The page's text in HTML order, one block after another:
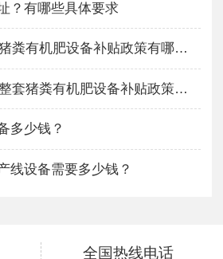
？有哪些具体要求
2023年山东省整套猪粪有机肥设备补贴政策有哪些？
2023年河南省最新整套猪粪有机肥设备补贴政策有哪些？
多少钱？
线设备需要多少钱？
全国热线电话